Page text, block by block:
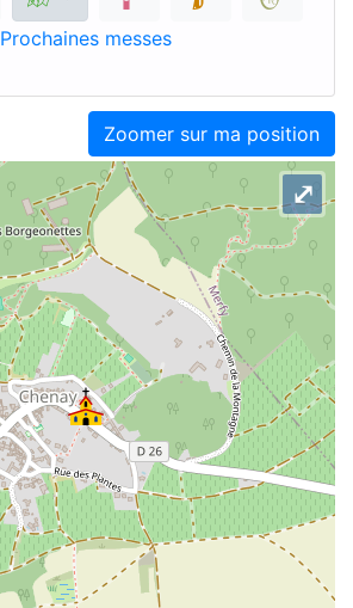
Prochaines messes
Zoomer sur ma position
⤢